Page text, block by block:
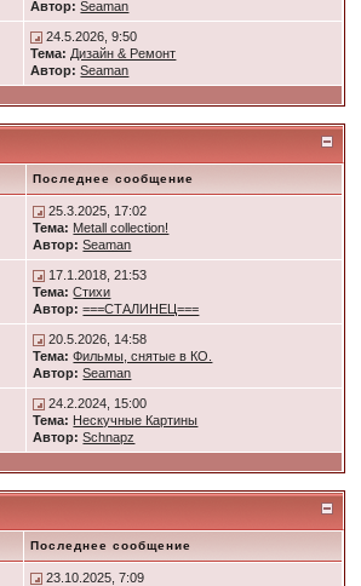
Автор: Seaman
24.5.2026, 9:50
Тема: Дизайн & Ремонт
Автор: Seaman
Последнее сообщение
25.3.2025, 17:02
Тема: Metall collection!
Автор: Seaman
17.1.2018, 21:53
Тема: Стихи
Автор: ===СТАЛИНЕЦ===
20.5.2026, 14:58
Тема: Фильмы, снятые в КО.
Автор: Seaman
24.2.2024, 15:00
Тема: Нескучные Картины
Автор: Schnapz
Последнее сообщение
23.10.2025, 7:09